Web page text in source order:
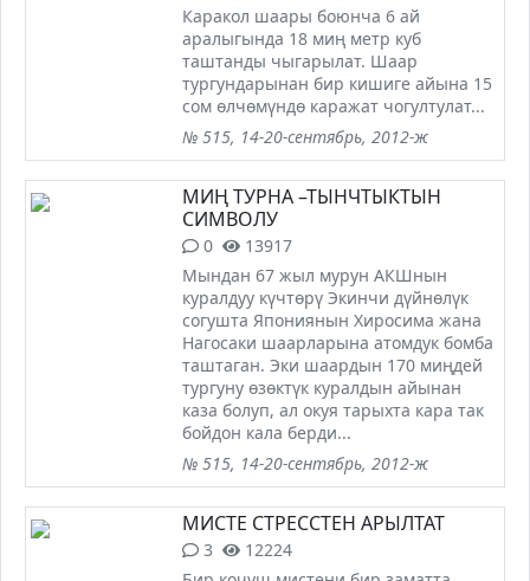
Каракол шаары боюнча 6 ай
аралыгында 18 миң метр куб
таштанды чыгарылат. Шаар
тургундарынан бир кишиге айына 15
сом өлчөмүндө каражат чогултулат...
№ 515, 14-20-сентябрь, 2012-ж
МИҢ ТУРНА –ТЫНЧТЫКТЫН
СИМВОЛУ
0
13917
Мындан 67 жыл мурун АКШнын
куралдуу күчтөрү Экинчи дүйнөлүк
согушта Япониянын Хиросима жана
Нагосаки шаарларына атомдук бомба
таштаган. Эки шаардын 170 миңдей
тургуну өзөктүк куралдын айынан
каза болуп, ал окуя тарыхта кара так
бойдон кала берди...
№ 515, 14-20-сентябрь, 2012-ж
МИСТЕ СТРЕССТЕН АРЫЛТАТ
3
12224